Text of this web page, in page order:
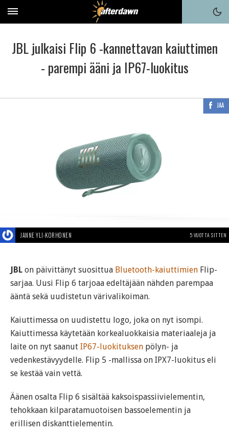
JBL julkaisi Flip 6 -kannettavan kaiuttimen
- parempi ääni ja IP67-luokitus
JAA
JANNE YLI-KORHONEN 5 VUOTTA SITTEN
JBL on päivittänyt suosittua Bluetooth-kaiuttimien Flip-
sarjaa. Uusi Flip 6 tarjoaa edeltäjään nähden parempaa
ääntä sekä uudistetun värivalikoiman.
Kaiuttimessa on uudistettu logo, joka on nyt isompi.
Kaiuttimessa käytetään korkealuokkaisia materiaaleja ja
laite on nyt saanut IP67-luokituksen pölyn- ja
vedenkestävyydelle. Flip 5 -mallissa on IPX7-luokitus eli
se kestää vain vettä.
Äänen osalta Flip 6 sisältää kaksoispassiivielementin,
tehokkaan kilparatamuotoisen bassoelementin ja
erillisen diskanttielementin.